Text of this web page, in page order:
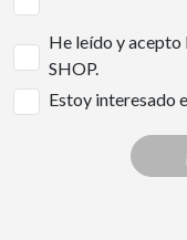
He leído y acepto
SHOP.
Estoy interesado